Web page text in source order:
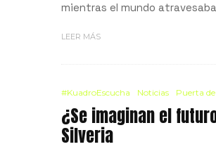
mientras el mundo
LEER MÁS
#KuadroEscucha Noticias Puerta
¿Se imaginan el
Silveria